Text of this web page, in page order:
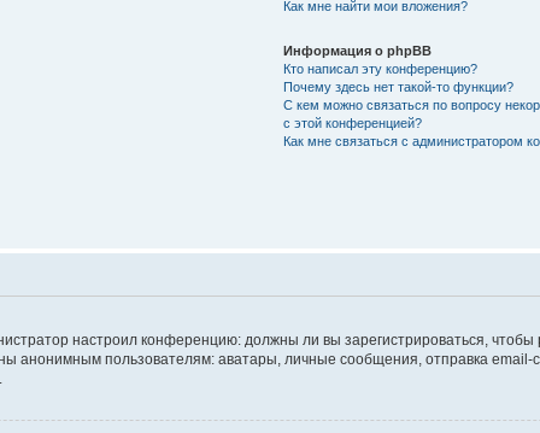
Как мне найти мои вложения?
Информация о phpBB
Кто написал эту конференцию?
Почему здесь нет такой-то функции?
С кем можно связаться по вопросу
с этой конференцией?
Как мне связаться с администратором
настроил конференцию: должны ли вы зарегистрироваться,
анонимным пользователям: аватары, личные сообщения, отправка email-